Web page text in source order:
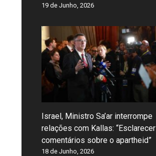
19 de Junho, 2026
Israel, Ministro Sa’ar interrompe
relações com Kallas: “Esclarecer
comentários sobre o apartheid”
18 de Junho, 2026